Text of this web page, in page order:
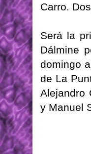
Carro.
Será la
Dálmine
domingo
de La
Alejandro
y Manuel